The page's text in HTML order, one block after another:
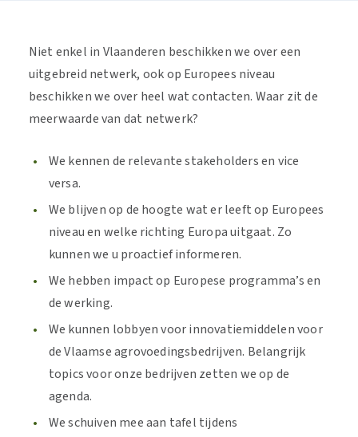
Niet enkel in Vlaanderen beschikken we over een
uitgebreid netwerk, ook op Europees niveau
beschikken we over heel wat contacten. Waar zit de
meerwaarde van dat netwerk?
We kennen de relevante stakeholders en vice
versa.
We blijven op de hoogte wat er leeft op Europees
niveau en welke richting Europa uitgaat. Zo
kunnen we u proactief informeren.
We hebben impact op Europese programma’s en
de werking.
We kunnen lobbyen voor innovatiemiddelen voor
de Vlaamse agrovoedingsbedrijven. Belangrijk
topics voor onze bedrijven zetten we op de
agenda.
We schuiven mee aan tafel tijdens